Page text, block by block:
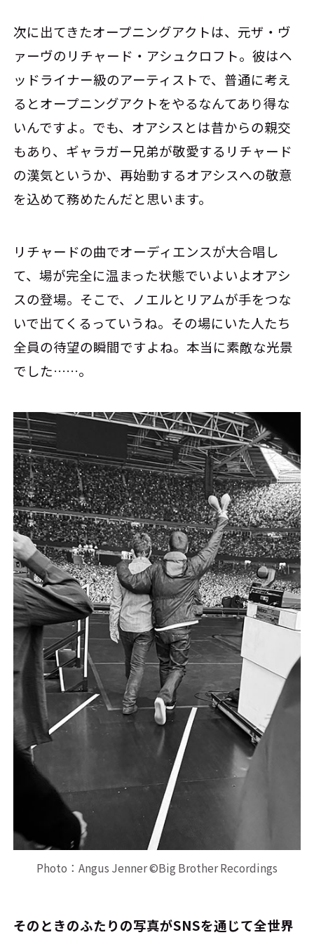
次に出てきたオープニングアクトは、元ザ・ヴ
ァーヴのリチャード・アシュクロフト。彼はヘ
ッドライナー級のアーティストで、普通に考え
るとオープニングアクトをやるなんてあり得な
いんですよ。でも、オアシスとは昔からの親交
もあり、ギャラガー兄弟が敬愛するリチャード
の漢気というか、再始動するオアシスへの敬意
を込めて務めたんだと思います。
リチャードの曲でオーディエンスが大合唱し
て、場が完全に温まった状態でいよいよオアシ
スの登場。そこで、ノエルとリアムが手をつな
いで出てくるっていうね。その場にいた人たち
全員の待望の瞬間ですよね。本当に素敵な光景
でした……。
Photo：Angus Jenner ©Big Brother Recordings
――そのときのふたりの写真がSNSを通じて全世界